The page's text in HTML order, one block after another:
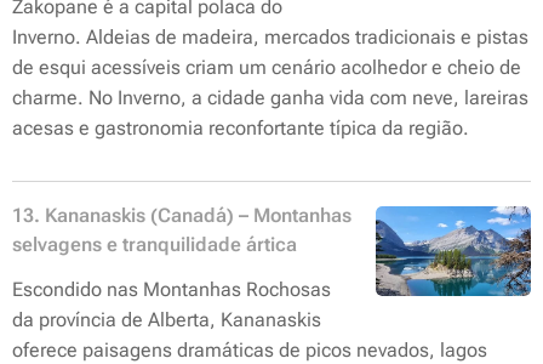
Zakopane é a capital polaca do
Inverno. Aldeias de madeira, mercados tradicionais e pistas
de esqui acessíveis criam um cenário acolhedor e cheio de
charme. No Inverno, a cidade ganha vida com neve, lareiras
acesas e gastronomia reconfortante típica da região.
13. Kananaskis (Canadá) – Montanhas
selvagens e tranquilidade ártica
Escondido nas Montanhas Rochosas
da província de Alberta, Kananaskis
oferece paisagens dramáticas de picos nevados, lagos